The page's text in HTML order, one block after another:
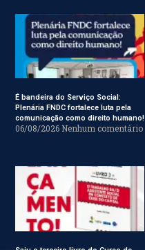
É bandeira do Serviço Social:
Plenária FNDC fortalece luta pela
comunicação como direito humano!
06/08/2026 Nenhum comentário